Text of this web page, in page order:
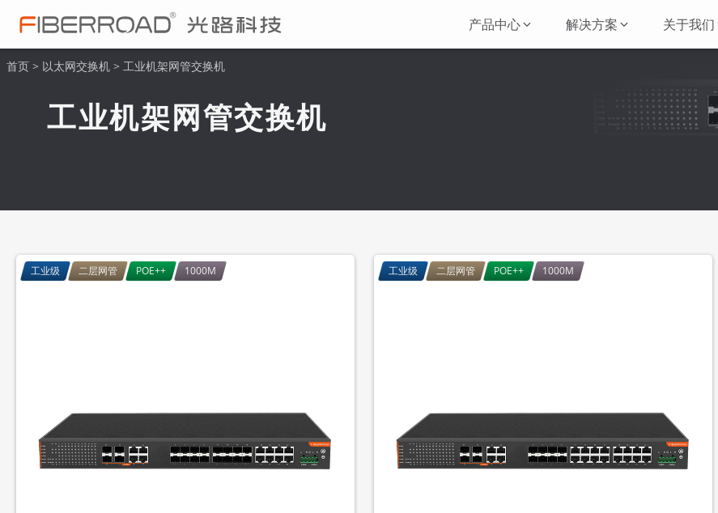
产品中心 解决方案 关于我们
首页 > 以太网交换机 > 工业机架网管交换机
工业机架网管交换机
工业级 二层网管 POE++ 1000M 工业级 二层网管 POE++ 1000M